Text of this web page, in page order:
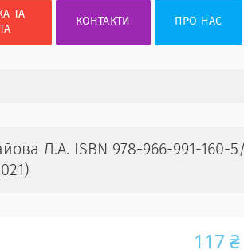
ТА
КОНТАКТИ ПРО НАС
Л.А. ISBN 978-966-991-
117 ₴